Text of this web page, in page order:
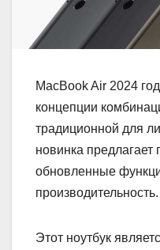
MacBook Air 2024
концепции
традиционной для
новинка предлагает
обновленные
производительность.
Этот ноутбук